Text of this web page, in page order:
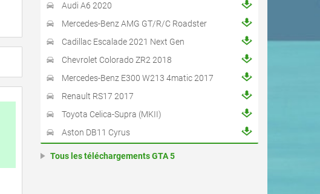
Audi A6 2020
Mercedes-Benz AMG GT/R/C Roadster
Cadillac Escalade 2021 Next Gen
Chevrolet Colorado ZR2 2018
Mercedes-Benz E300 W213 4matic 2017
Renault RS17 2017
Toyota Celica-Supra (MKII)
Aston DB11 Cyrus
Tous les téléchargements GTA 5